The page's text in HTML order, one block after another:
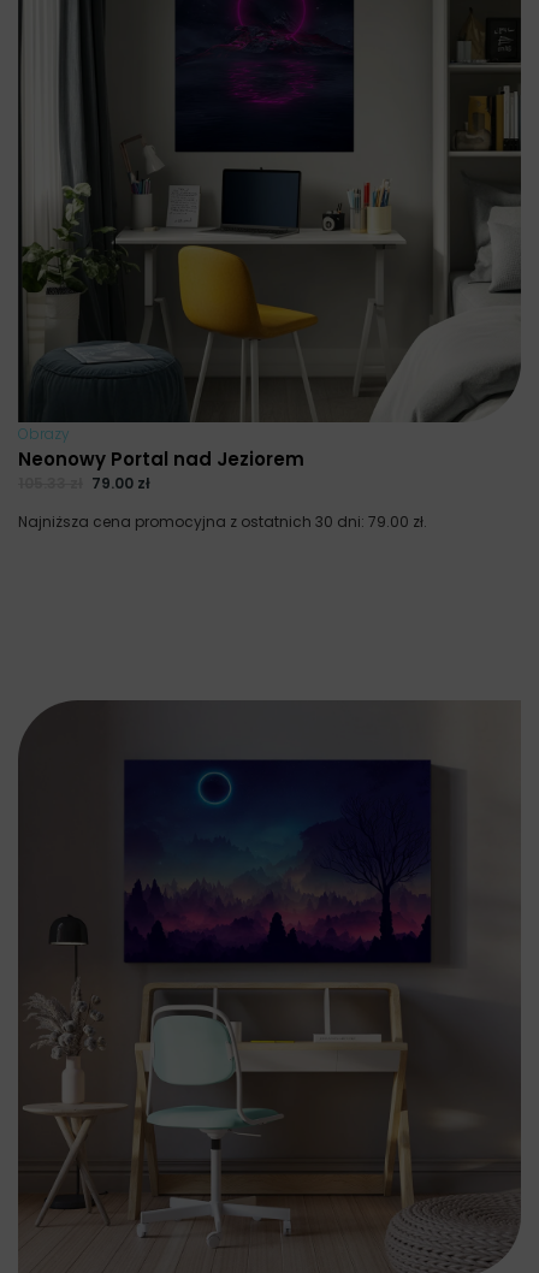
Obrazy
Neonowy Portal nad Jeziorem
79.00 zł
Najniższa cena promocyjna z ostatnich 30 dni: 79.00 zł.